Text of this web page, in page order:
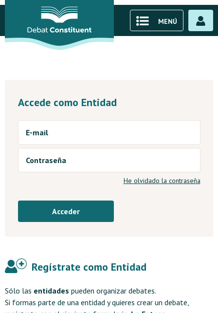
MENÚ
Accede como Entidad
E-mail
Contraseña
He olvidado la contraseña
Acceder
Regístrate como Entidad
Sólo las entidades pueden organizar debates.
Si formas parte de una entidad y quieres crear un debate,